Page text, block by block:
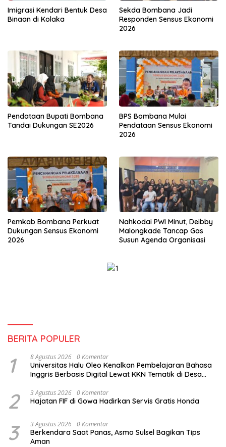
Imigrasi Kendari Bentuk Desa
Binaan di Kolaka
Sekda Bombana Jadi
Responden Sensus Ekonomi
2026
Pendataan Bupati Bombana
Tandai Dukungan SE2026
BPS Bombana Mulai
Pendataan Sensus Ekonomi
2026
Pemkab Bombana Perkuat
Dukungan Sensus Ekonomi
2026
Nahkodai PWI Minut, Deibby
Malongkade Tancap Gas
Susun Agenda Organisasi
BERITA POPULER
1 8 Agustus 2026 0 Komentar
Universitas Halu Oleo Kenalkan Pembelajaran Bahasa
Inggris Berbasis Digital Lewat KKN Tematik di Desa
2 3 Agustus 2026 0 Komentar
Hajatan FIF di Gowa Hadirkan Servis Gratis Honda
3 3 Agustus 2026 0 Komentar
Berkendara Saat Panas, Asmo Sulsel Bagikan Tips
Aman